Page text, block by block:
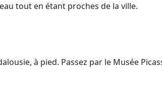
tout en étant proches de la ville.
à pied. Passez par le Musée